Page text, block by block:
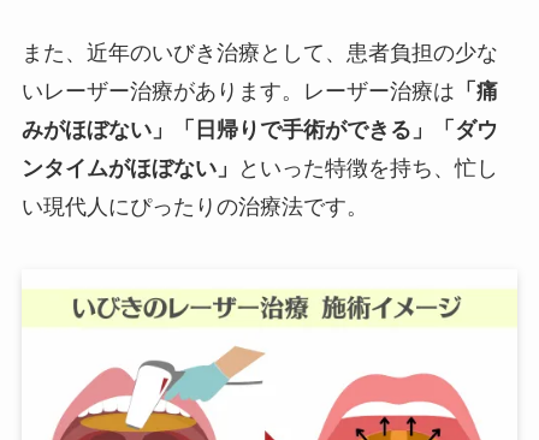
また、近年のいびき治療として、患者負担の少な
いレーザー治療があります。レーザー治療は 「痛
みがほぼない」「日帰りで手術ができる」「ダウ
ンタイムがほぼない」
といった特徴を持ち、忙し
い現代人にぴったりの治療法です。